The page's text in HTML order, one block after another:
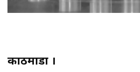
काठमाडौं ।